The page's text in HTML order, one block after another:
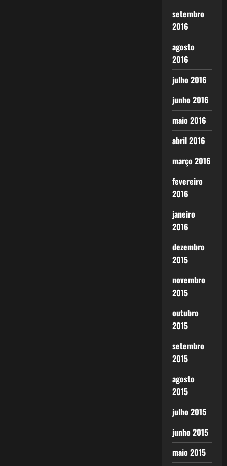
setembro
2016
agosto
2016
julho 2016
junho 2016
maio 2016
abril 2016
março 2016
fevereiro
2016
janeiro
2016
dezembro
2015
novembro
2015
outubro
2015
setembro
2015
agosto
2015
julho 2015
junho 2015
maio 2015